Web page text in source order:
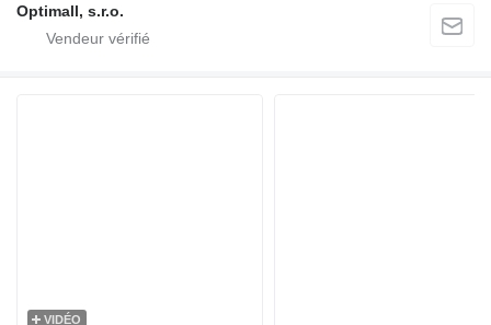
Optimall, s.r.o.
VIDÉO